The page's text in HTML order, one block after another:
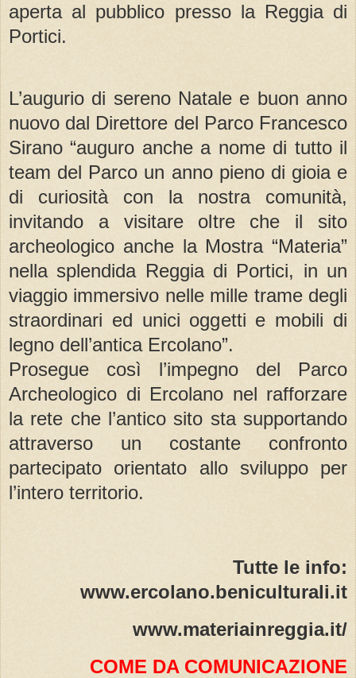
aperta al pubblico presso la Reggia di
Portici.
L’augurio di sereno Natale e buon anno
nuovo dal Direttore del Parco Francesco
Sirano “auguro anche a nome di tutto il
team del Parco un anno pieno di gioia e
di curiosità con la nostra comunità,
invitando a visitare oltre che il sito
archeologico anche la Mostra “Materia”
nella splendida Reggia di Portici, in un
viaggio immersivo nelle mille trame degli
straordinari ed unici oggetti e mobili di
legno dell’antica Ercolano”.
Prosegue così l’impegno del Parco
Archeologico di Ercolano nel rafforzare
la rete che l’antico sito sta supportando
attraverso un costante confronto
partecipato orientato allo sviluppo per
l’intero territorio.
Tutte le info:
www.ercolano.beniculturali.it
www.materiainreggia.it/
COME DA COMUNICAZIONE